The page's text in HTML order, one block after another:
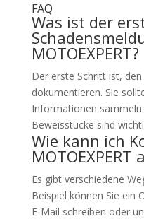
FAQ
Was ist der
MOTOEXPERT?
Der erste Schritt ist,
dokumentieren. Sie
Informationen
Beweisstücke sind
Wie kann ich
Es gibt verschiedene
Beispiel können Sie ein
E-Mail schreiben oder